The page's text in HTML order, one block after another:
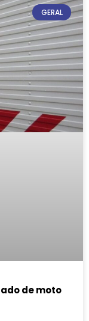
GERAL
de moto